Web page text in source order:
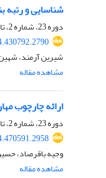
شناسایی و رتبه
دوره 23، شماره 2، تابستان 1405
شیرین آرمند،
مشاهده مقاله
ارائه چارچوب
دوره 23، شماره 2، تابستان 1405
وجیه باقرصاد،
مشاهده مقاله